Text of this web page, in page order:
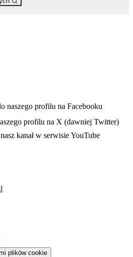
się w nowej karcie
naszego profilu na Facebooku
profilu na X (dawniej Twitter)
się w nowej karcie
kanał w serwisie YouTube
plików cookie